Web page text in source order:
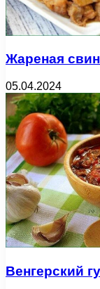
Жареная
05.04.2024
Венгерский